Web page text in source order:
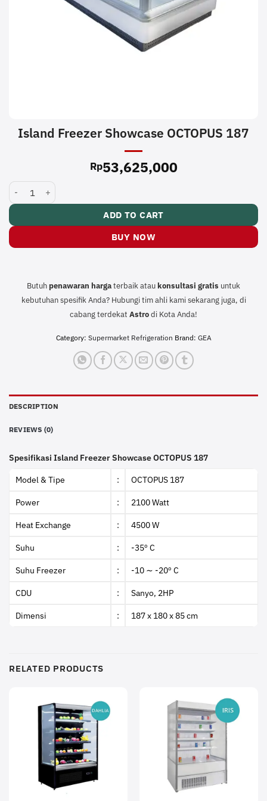
Island Freezer Showcase OCTOPUS 187
Rp53,625,000
Island Freezer Showcase OCTOPUS 187 quantity
ADD TO CART
BUY NOW
Butuh penawaran hargaterbaik atau konsultasi gratis untuk
kebutuhan spesifik Anda? Hubungi tim ahli kami sekarang juga, di
cabang terdekat Astrodi Kota Anda!
Category: Supermarket Refrigeration Brand: GEA
DESCRIPTION
REVIEWS (0)
Spesifikasi Island Freezer Showcase OCTOPUS 187
Model & Tipe : OCTOPUS 187
Power : 2100 Watt
Heat Exchange : 4500 W
Suhu : -35º C
Suhu Freezer : -10 ∼ -20º C
CDU : Sanyo, 2HP
Dimensi : 187 x 180 x 85 cm
RELATED PRODUCTS